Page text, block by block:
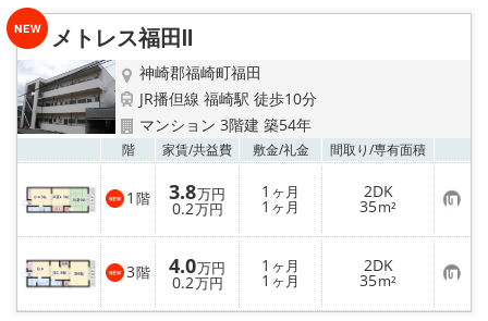
り
メトレス福田Ⅱ
神崎郡福崎町福田
JR播但線 福崎駅 徒歩10分
マンション 3階建 築54年
階 家賃/共益費 敷金/礼金 間取り/専有面積
1 階 3.8万円
0.2万円
1 ヶ月
1 ヶ月
2DK
35m² お
気
に
入
り
登
録
3階 4.0万円
0.2万円
1 ヶ月
1 ヶ月
2DK
35m² お
気
に